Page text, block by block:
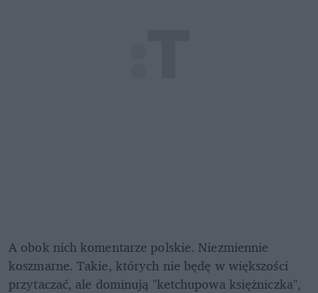
A obok nich komentarze polskie. Niezmiennie
koszmarne. Takie, których nie będę w większości
przytaczać, ale dominują "ketchupowa księżniczka",